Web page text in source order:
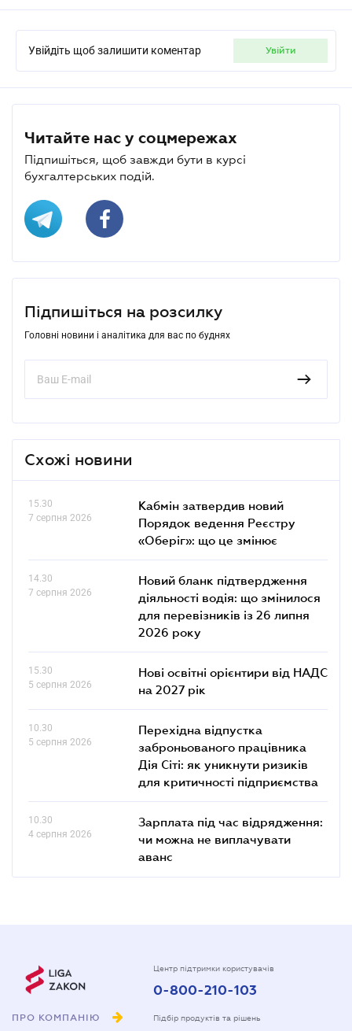
Увійдіть щоб залишити коментар увійти
Читайте нас у соцмережах
Підпишіться, щоб завжди бути в курсі
бухгалтерських подій.
Підпишіться на розсилку
Головні новини і аналітика для вас по буднях
Схожі новини
15.30
7 серпня 2026
Кабмін затвердив новий
Порядок ведення Реєстру
«Оберіг»: що це змінює
14.30
7 серпня 2026
Новий бланк підтвердження
діяльності водія: що змінилося
для перевізників із 26 липня
2026 року
15.30
5 серпня 2026
Нові освітні орієнтири від НАДС
на 2027 рік
10.30
5 серпня 2026
Перехідна відпустка
заброньованого працівника
Дія Сіті: як уникнути ризиків
для критичності підприємства
10.30
4 серпня 2026
Зарплата під час відрядження:
чи можна не виплачувати
аванс
ПРО КОМПАНІЮ
Центр підтримки користувачів
0-800-210-103
Підбір продуктів та рішень